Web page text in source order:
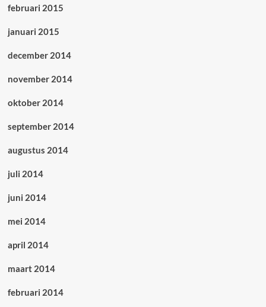
februari 2015
januari 2015
december 2014
november 2014
oktober 2014
september 2014
augustus 2014
juli 2014
juni 2014
mei 2014
april 2014
maart 2014
februari 2014